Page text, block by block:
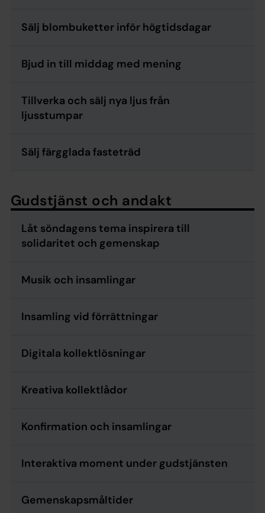
Sälj blombuketter inför högtidsdagar
Bjud in till middag med mening
Tillverka och sälj nya ljus från
ljusstumpar
Sälj färgglada fasteträd
Gudstjänst och andakt
Låt söndagens tema inspirera till
solidaritet och gemenskap
Musik och insamlingar
Insamling vid förrättningar
Digitala kollektlösningar
Kreativa kollektlådor
Konfirmation och insamlingar
Interaktiva moment under gudstjänsten
Gemenskapsmåltider